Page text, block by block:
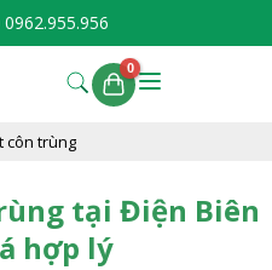
0962.955.956
côn trùng
tại Điện Biên
hợp lý